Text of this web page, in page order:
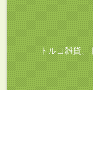
トルコ雑貨、トル